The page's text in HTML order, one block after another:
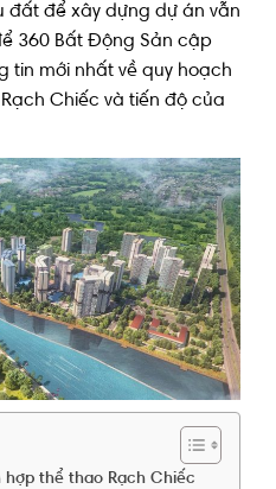
đất để xây dựng dự án vẫn
360 Bất Động Sản cập
tin mới nhất về quy hoạch
Chiếc và tiến độ của
hợp thể thao Rạch Chiếc